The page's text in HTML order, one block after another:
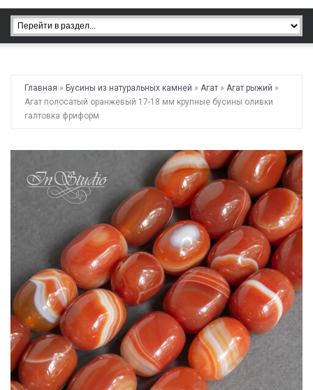
Главная » Бусины из натуральных камней » Агат » Агат рыжий »
Агат полосатый оранжевый 17-18 мм крупные бусины оливки
галтовка фриформ